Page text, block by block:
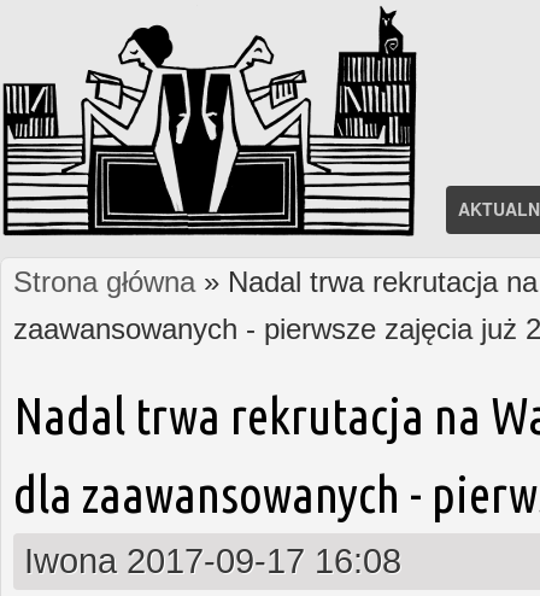
Jesteś tutaj
Strona główna» Nadal trwa rekrutacja
zaawansowanych - pierwsze zajęcia już
Nadal trwa rekrutacja na
dla zaawansowanych -
Iwona 2017-09-17 16:08